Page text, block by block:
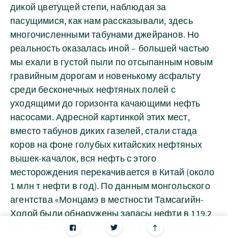
дикой цветущей степи, наблюдая за
пасущимися, как нам рассказывали, здесь
многочисленными табунами джейранов. Но
реальность оказалась иной – большей частью
мы ехали в густой пыли по отсыпанным новым
гравийным дорогам и новенькому асфальту
среди бесконечных нефтяных полей с
уходящими до горизонта качающими нефть
насосами. Адресной картинкой этих мест,
вместо табунов диких газелей, стали стада
коров на фоне голубых китайских нефтяных
вышек-качалок, вся нефть с этого
месторождения перекачивается в Китай (около
1 млн т нефти в год). По данным монгольского
агентства «Монцамэ в местности Тамсагийн-
Холой были обнаружены запасы нефти в 119,2
млн. тонн. «По объему запасов нефти Монголия